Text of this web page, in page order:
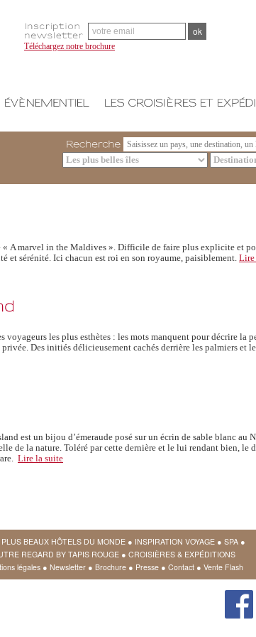
Téléchargez notre brochure
A marvel in the Maldives ». Difficile de faire plus explicite et
et sérénité. Ici chacun est roi en son royaume, paisiblement. Lire
les plus esthètes : les mots manquent pour décrire la
Des initiés délicieusement cachés derrière les palmiers et
est un bijou d’émeraude posé sur un écrin de sable blanc au
de la nature. Toléré par cette dernière et le lui rendant bien, le
Lire la suite
PLUS BEAUX HÔTELS DU MONDE ● INSPIRATION VOYAGE ● SPA ●
REGARD BY TAPIS ROUGE ● CROISIÈRES & EXPÉDITIONS
légales ● Newsletter ● Brochure ● Presse ● Contact ● Vente Flash